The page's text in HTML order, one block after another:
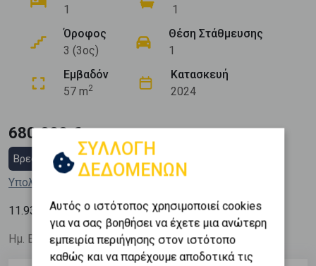
1
1
Όροφος
3 (3ος)
Θέση Στάθμευσης
1
Εμβαδόν
57 m2
Κατασκευή
2024
680.000 €
Βρες στεγαστικό δάνειο
Υπολόγισε τη δόση μου
11.930 € / m2
Ημ. Ενημέρωσης: 10/09/25
ΣΥΛΛΟΓΗ
ΔΕΔΟΜΕΝΩΝ
Αυτός ο ιστότοπος χρησιμοποιεί cookies
για να σας βοηθήσει να έχετε μια ανώτερη
εμπειρία περιήγησης στον ιστότοπο
καθώς και να παρέχουμε αποδοτικά τις